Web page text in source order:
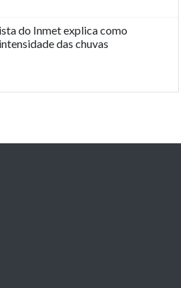
do Inmet explica como
das chuvas